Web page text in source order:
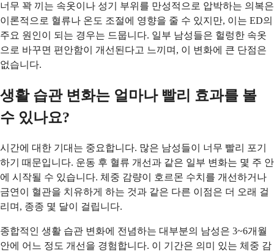
너무 꽉 끼는 속옷이나 성기 부위를 만성적으로 압박하는 의복은
이론적으로 혈류나 온도 조절에 영향을 줄 수 있지만, 이는 ED의
주요 원인이 되는 경우는 드뭅니다. 일부 남성들은 헐렁한 속옷
으로 바꾸면 편안함이 개선된다고 느끼며, 이 변화에 큰 단점은
없습니다.
생활 습관 변화는 얼마나 빨리 효과를 볼
수 있나요?
시간에 대한 기대는 중요합니다. 많은 남성들이 너무 빨리 포기
하기 때문입니다. 운동 후 혈류 개선과 같은 일부 변화는 몇 주 안
에 시작될 수 있습니다. 체중 감량이 호르몬 수치를 개선하거나
금연이 혈관을 치유하게 하는 것과 같은 다른 이점은 더 오래 걸
리며, 종종 몇 달이 걸립니다.
종합적인 생활 습관 변화에 전념하는 대부분의 남성은 3~6개월
안에 어느 정도 개선을 경험합니다. 이 기간은 의미 있는 체중 감